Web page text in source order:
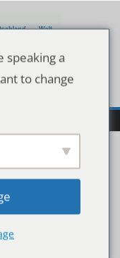
speaking a
to change